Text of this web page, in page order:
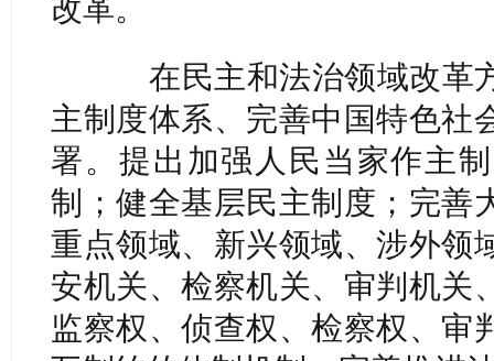
改革。
在民主和法治领域改革
主制度体系、完善中国特色社
署。提出加强人民当家作主
制；健全基层民主制度；完善
重点领域、新兴领域、涉外领
安机关、检察机关、审判机关
监察权、侦查权、检察权、审